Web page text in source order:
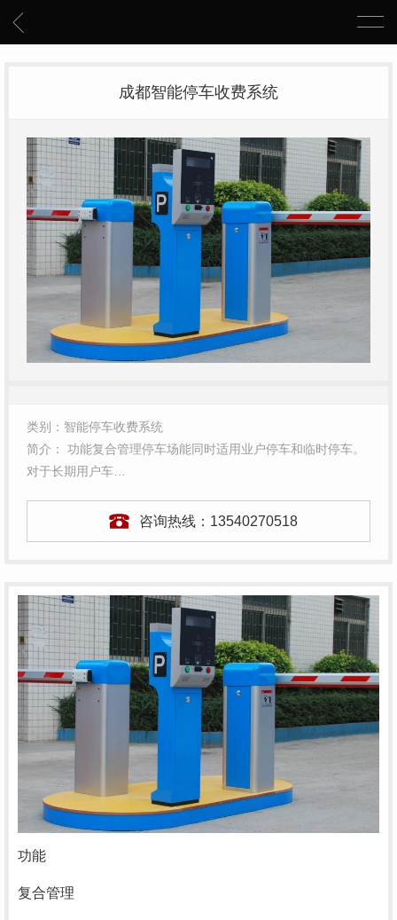
成都智能停车收费系统
类别：智能停车收费系统
简介： 功能复合管理停车场能同时适用业户停车和临时停车。
对于长期用户车…
咨询热线： 13540270518
功能
复合管理